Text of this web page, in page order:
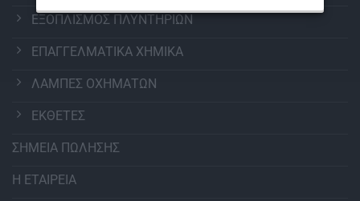
ΕΞΟΠΛΙΣΜΟΣ ΠΛΥΝΤΗΡΙΩΝ
ΕΠΑΓΓΕΛΜΑΤΙΚΑ ΧΗΜΙΚΑ
ΛΑΜΠΕΣ ΟΧΗΜΑΤΩΝ
ΕΚΘΕΤΕΣ
ΣΗΜΕΙΑ ΠΩΛΗΣΗΣ
Η ΕΤΑΙΡΕΙΑ